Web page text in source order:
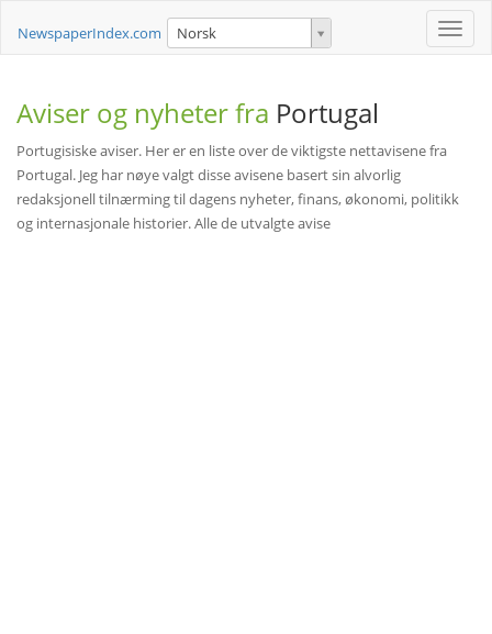
Toggle
NewspaperIndex.com Norsk
Aviser og nyheter fra Portugal
Portugisiske aviser. Her er en liste over de viktigste nettavisene fra
Portugal. Jeg har nøye valgt disse avisene basert sin alvorlig
redaksjonell tilnærming til dagens nyheter, finans, økonomi, politikk
og internasjonale historier. Alle de utvalgte avise